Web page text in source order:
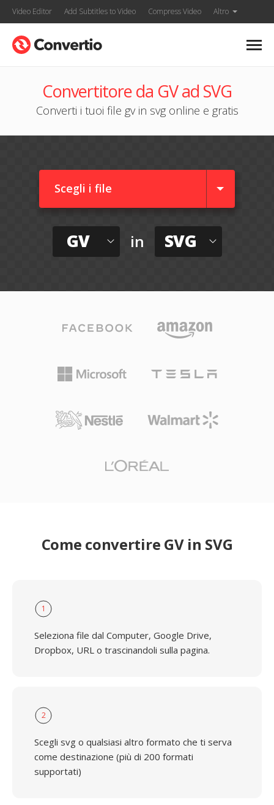
Video Editor Add Subtitles to Video Compress Video Altro
Convertitore da GV ad SVG
Converti i tuoi file gv in svg online e gratis
Scegli i file
GV in SVG
Come convertire GV in SVG
1
Seleziona file dal Computer, Google Drive,
Dropbox, URL o trascinandoli sulla pagina.
2
Scegli svg o qualsiasi altro formato che ti serva
come destinazione (più di 200 formati
supportati)